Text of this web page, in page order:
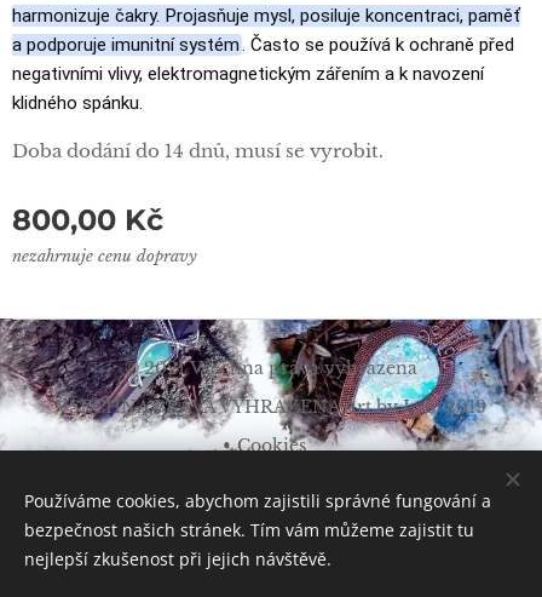
harmonizuje čakry. Projasňuje mysl, posiluje koncentraci, paměť
a podporuje imunitní systém. Často se používá k ochraně před
negativními vlivy, elektromagnetickým zářením a k navození
klidného spánku.
Doba dodání do 14 dnů, musí se vyrobit.
800,00 Kč
nezahrnuje cenu dopravy
© 2021 Všechna práva vyhrazena
VŠECHNA PRÁVA VYHRAZENA Art by L. Š. 2019
Cookies
Měna
CZK Kč
EUR €
Používáme cookies, abychom zajistili správné fungování a
bezpečnost našich stránek. Tím vám můžeme zajistit tu
nejlepší zkušenost při jejich návštěvě.